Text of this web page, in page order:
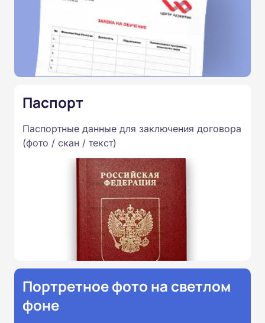
Паспорт
Паспортные данные для заключения договора
(фото / скан / текст)
Портретное фото на светлом
фоне